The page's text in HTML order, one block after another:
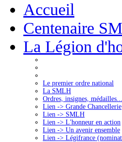
Accueil
Centenaire
La Légion
Le premier ordre national
La SMLH
Ordres, insignes, médailles...
Lien -> Grande Chancellerie
Lien -> SMLH
Lien -> L'honneur en action
Lien -> Un avenir ensemble
Lien -> Légifrance